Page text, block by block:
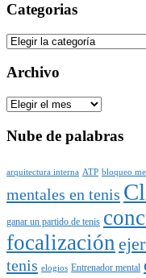
Categorias
Categorias
Archivo
Archivo
Nube de palabras
arquitectura interna ATP bloqueo
mentales en tenis
ganar un partido de tenis
focalización
tenis elogios Entrenador mental